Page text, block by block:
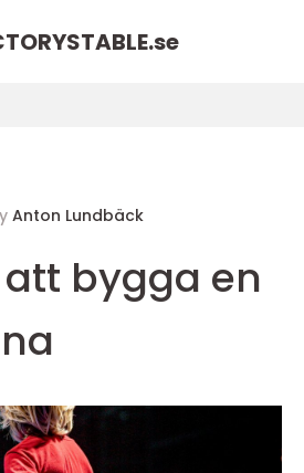
se
Anton Lundbäck
bygga en